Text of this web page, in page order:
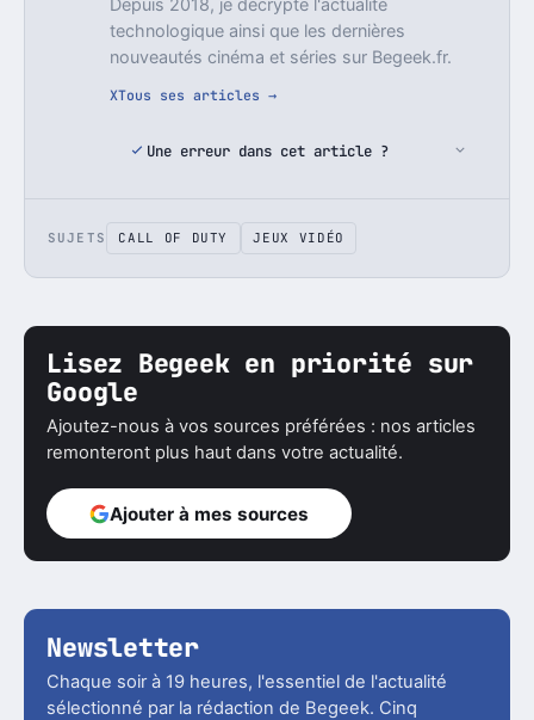
Depuis 2018, je décrypte l'actualité
technologique ainsi que les dernières
nouveautés cinéma et séries sur Begeek.fr.
XTous ses articles →
Une erreur dans cet article ?
SUJETS CALL OF DUTY JEUX VIDÉO
Lisez Begeek en priorité sur
Google
Ajoutez-nous à vos sources préférées : nos articles
remonteront plus haut dans votre actualité.
Ajouter à mes sources
Newsletter
Chaque soir à 19 heures, l'essentiel de l'actualité
sélectionné par la rédaction de Begeek. Cinq